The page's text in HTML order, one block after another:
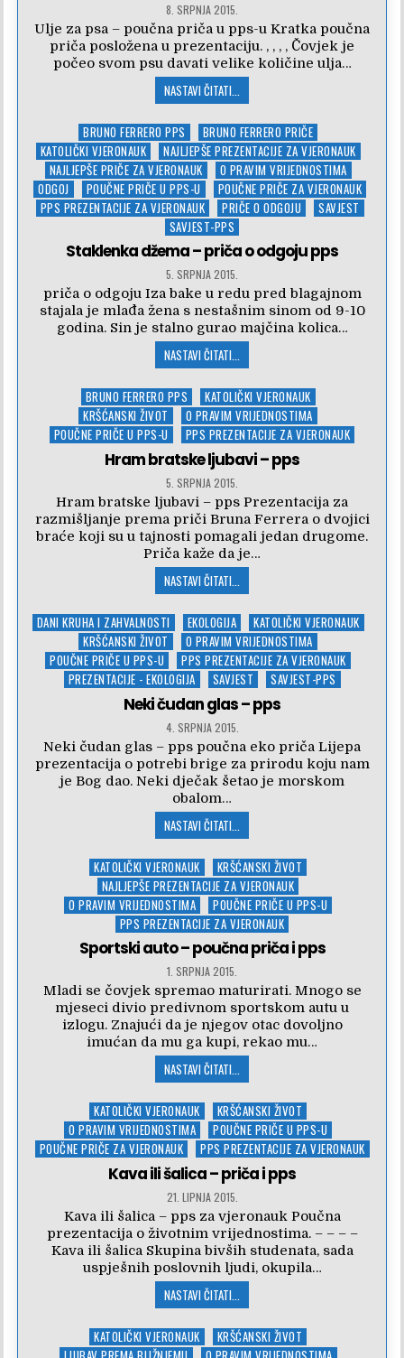
8. SRPNJA 2015.
Ulje za psa – poučna priča u pps-u Kratka poučna
priča posložena u prezentaciju. , , , , Čovjek je
počeo svom psu davati velike količine ulja…
NASTAVI ČITATI...
Posted
in
BRUNO FERRERO PPS
BRUNO FERRERO PRIČE
KATOLIČKI VJERONAUK
NAJLJEPŠE PREZENTACIJE ZA VJERONAUK
NAJLJEPŠE PRIČE ZA VJERONAUK
O PRAVIM VRIJEDNOSTIMA
ODGOJ
POUČNE PRIČE U PPS-U
POUČNE PRIČE ZA VJERONAUK
PPS PREZENTACIJE ZA VJERONAUK
PRIČE O ODGOJU
SAVJEST
SAVJEST-PPS
Staklenka džema – priča o odgoju pps
5. SRPNJA 2015.
priča o odgoju Iza bake u redu pred blagajnom
stajala je mlađa žena s nestašnim sinom od 9-10
godina. Sin je stalno gurao majčina kolica…
NASTAVI ČITATI...
Posted
in
BRUNO FERRERO PPS
KATOLIČKI VJERONAUK
KRŠĆANSKI ŽIVOT
O PRAVIM VRIJEDNOSTIMA
POUČNE PRIČE U PPS-U
PPS PREZENTACIJE ZA VJERONAUK
Hram bratske ljubavi – pps
5. SRPNJA 2015.
Hram bratske ljubavi – pps Prezentacija za
razmišljanje prema priči Bruna Ferrera o dvojici
braće koji su u tajnosti pomagali jedan drugome.
Priča kaže da je…
NASTAVI ČITATI...
Posted
DANI KRUHA I ZAHVALNOSTI EKOLOGIJA
KATOLIČKI VJERONAUK
KRŠĆANSKI ŽIVOT
O PRAVIM VRIJEDNOSTIMA
POUČNE PRIČE U PPS-U
PPS PREZENTACIJE ZA VJERONAUK
PREZENTACIJE - EKOLOGIJA
SAVJEST SAVJEST-PPS
Neki čudan glas – pps
4. SRPNJA 2015.
Neki čudan glas – pps poučna eko priča Lijepa
prezentacija o potrebi brige za prirodu koju nam
je Bog dao. Neki dječak šetao je morskom
obalom…
NASTAVI ČITATI...
Posted
in
KATOLIČKI VJERONAUK
KRŠĆANSKI ŽIVOT
NAJLJEPŠE PREZENTACIJE ZA VJERONAUK
O PRAVIM VRIJEDNOSTIMA
POUČNE PRIČE U PPS-U
PPS PREZENTACIJE ZA VJERONAUK
Sportski auto – poučna priča i pps
1. SRPNJA 2015.
Mladi se čovjek spremao maturirati. Mnogo se
mjeseci divio predivnom sportskom autu u
izlogu. Znajući da je njegov otac dovoljno
imućan da mu ga kupi, rekao mu…
NASTAVI ČITATI...
Posted
in
KATOLIČKI VJERONAUK
KRŠĆANSKI ŽIVOT
O PRAVIM VRIJEDNOSTIMA
POUČNE PRIČE U PPS-U
POUČNE PRIČE ZA VJERONAUK
PPS PREZENTACIJE ZA VJERONAUK
Kava ili šalica – priča i pps
21. LIPNJA 2015.
Kava ili šalica – pps za vjeronauk Poučna
prezentacija o životnim vrijednostima. – – – –
Kava ili šalica Skupina bivših studenata, sada
uspješnih poslovnih ljudi, okupila…
NASTAVI ČITATI...
Posted
in
KATOLIČKI VJERONAUK
KRŠĆANSKI ŽIVOT